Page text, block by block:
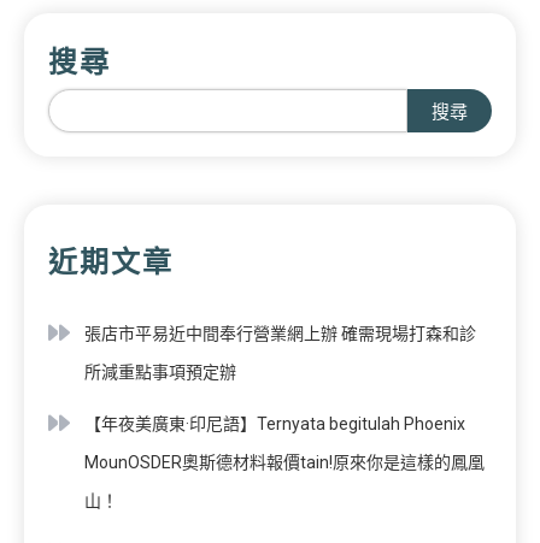
搜尋
搜尋
近期文章
張店市平易近中間奉行營業網上辦 確需現場打森和診
所減重點事項預定辦
【年夜美廣東·印尼語】Ternyata begitulah Phoenix
MounOSDER奧斯德材料報價tain!原來你是這樣的鳳凰
山！